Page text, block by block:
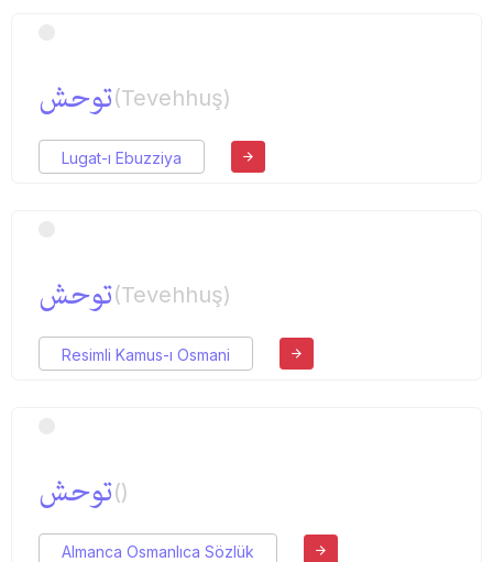
توحش(Tevehhuş)
Lugat-ı Ebuzziya
توحش(Tevehhuş)
Resimli Kamus-ı Osmani
توحش()
Almanca Osmanlıca Sözlük